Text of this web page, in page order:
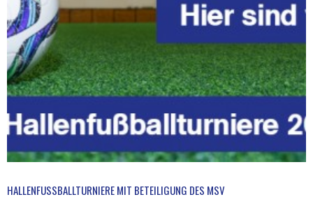
HALLENFUSSBALLTURNIERE MIT BETEILIGUNG DES MSV